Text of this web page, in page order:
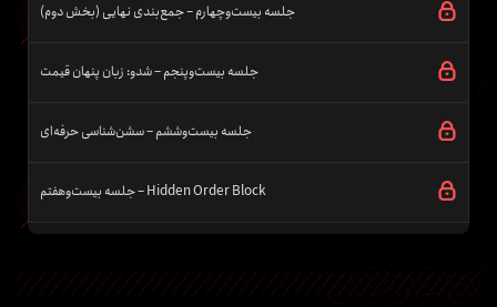
جلسه بیست‌وچهارم – جمع‌بندی نهایی (بخش دوم)
جلسه بیست‌وپنجم – شدو: زبان پنهان قیمت
جلسه بیست‌وششم – سشن‌شناسی حرفه‌ای
جلسه بیست‌وهفتم – Hidden Order Block